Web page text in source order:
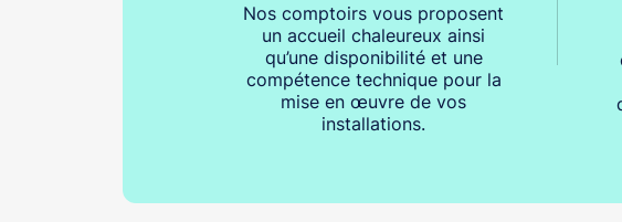
Nos comptoirs vous proposent
un accueil chaleureux ainsi
qu’une disponibilité et une
compétence technique pour la
mise en œuvre de vos
installations.